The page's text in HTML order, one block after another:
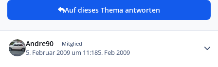
Auf dieses Thema antworten
Andre90 Mitglied
5. Februar 2009 um 11:185. Feb 2009